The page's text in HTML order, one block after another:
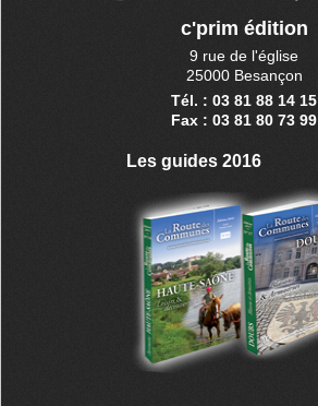
c'prim édition
9 rue de l'église
25000 Besançon
Tél. : 03 81 88 14 15
Fax : 03 81 80 73 99
Les guides 2016